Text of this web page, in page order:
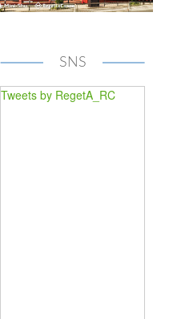
SNS
Tweets by RegetA_RC